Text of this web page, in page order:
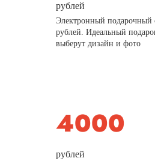
рублей
Электронный подарочный
рублей. Идеальный
выберут дизайн и фото
рублей